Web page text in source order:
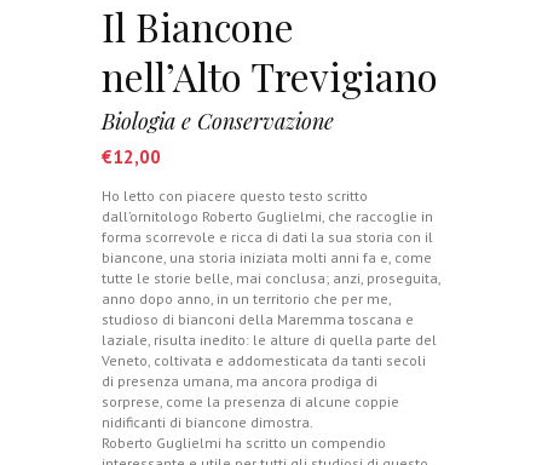
Il Biancone
nell’Alto Trevigiano
Biologia e Conservazione
€12,00
Ho letto con piacere questo testo scritto
dall’ornitologo Roberto Guglielmi, che raccoglie in
forma scorrevole e ricca di dati la sua storia con il
biancone, una storia iniziata molti anni fa e, come
tutte le storie belle, mai conclusa; anzi, proseguita,
anno dopo anno, in un territorio che per me,
studioso di bianconi della Maremma toscana e
laziale, risulta inedito: le alture di quella parte del
Veneto, coltivata e addomesticata da tanti secoli
di presenza umana, ma ancora prodiga di
sorprese, come la presenza di alcune coppie
nidificanti di biancone dimostra.
Roberto Guglielmi ha scritto un compendio